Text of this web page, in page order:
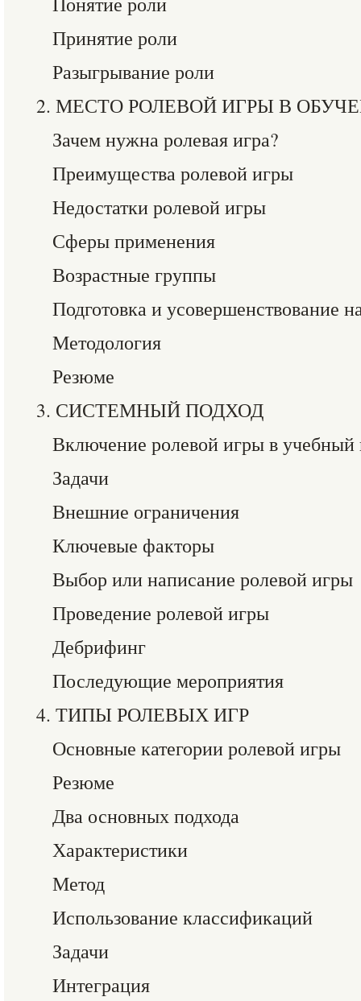
Принятие роли
Разыгрывание роли
2. МЕСТО РОЛЕВОЙ ИГРЫ В
Зачем нужна ролевая игра?
Преимущества ролевой игры
Недостатки ролевой игры
Сферы применения
Возрастные группы
Подготовка и усовершенствование
Методология
Резюме
3. СИСТЕМНЫЙ ПОДХОД
Включение ролевой игры в учебный
Задачи
Внешние ограничения
Ключевые факторы
Выбор или написание ролевой игры
Проведение ролевой игры
Дебрифинг
Последующие мероприятия
4. ТИПЫ РОЛЕВЫХ ИГР
Основные категории ролевой игры
Резюме
Два основных подхода
Характеристики
Метод
Использование классификаций
Задачи
Интеграция